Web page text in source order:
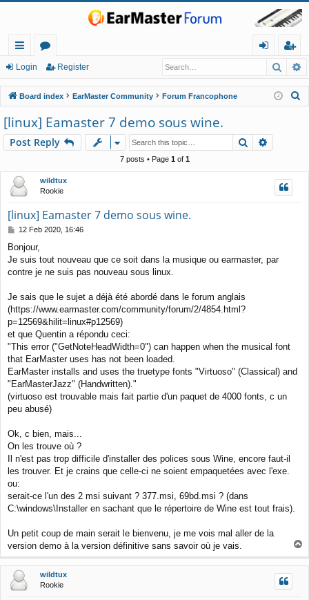
ui
ck
lin
ks
or
u
m
s
in
eg
ist
er
Login Register
Board index EarMaster Community Forum Francophone
h
[linux] Eamaster 7 demo sous wine.
Post Reply Search
7 posts • Page 1of 1
wildtux
Rookie
[linux] Eamaster 7 demo sous wine.
P
s
t
12 Feb 2020, 16:46
Bonjour,
Je suis tout nouveau que ce soit dans la musique ou earmaster, par
contre je ne suis pas nouveau sous linux.
Je sais que le sujet a déjà été abordé dans le forum anglais
(https://www.earmaster.com/community/forum/2/4854.html?
p=12569&hilit=linux#p12569)
et que Quentin a répondu ceci:
"This error ("GetNoteHeadWidth=0") can happen when the musical font
that EarMaster uses has not been loaded.
EarMaster installs and uses the truetype fonts "Virtuoso" (Classical) and
"EarMasterJazz" (Handwritten)."
(virtuoso est trouvable mais fait partie d'un paquet de 4000 fonts, c un
peu abusé)
Ok, c bien, mais...
On les trouve où ?
Il n'est pas trop difficile d'installer des polices sous Wine, encore faut-il
les trouver. Et je crains que celle-ci ne soient empaquetées avec l'exe.
ou:
serait-ce l'un des 2 msi suivant ? 377.msi, 69bd.msi ? (dans
C:\windows\Installer en sachant que le répertoire de Wine est tout frais).
Un petit coup de main serait le bienvenu, je me vois mal aller de la
version demo à la version définitive sans savoir où je vais.
o
p
wildtux
Rookie